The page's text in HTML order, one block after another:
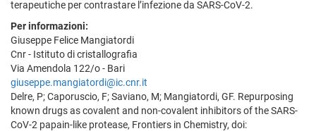
terapeutiche per contrastare l’infezione da SARS-CoV-2.
Per informazioni:
Giuseppe Felice Mangiatordi
Cnr - Istituto di cristallografia
Via Amendola 122/o - Bari
giuseppe.mangiatordi@ic.cnr.it
Delre, P; Caporuscio, F; Saviano, M; Mangiatordi, GF. Repurposing
known drugs as covalent and non-covalent inhibitors of the SARS-
CoV-2 papain-like protease, Frontiers in Chemistry, doi: